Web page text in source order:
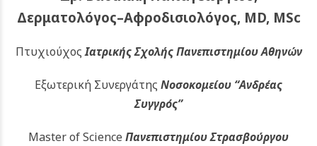
Δερματολόγος–Αφροδισιολόγος, MD, MSc
ΠτυχιούχοςΙατρικής Σχολής Πανεπιστημίου Αθηνών
Εξωτερική Συνεργάτης Νοσοκομείου “Ανδρέας
Συγγρός”
Master of Science Πανεπιστημίου Στρασβούργου